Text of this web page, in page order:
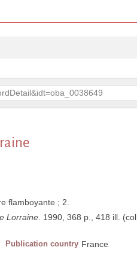
flamboyante ; 2.
Lorraine . 1990, 368 p., 418 ill.
Publication country France